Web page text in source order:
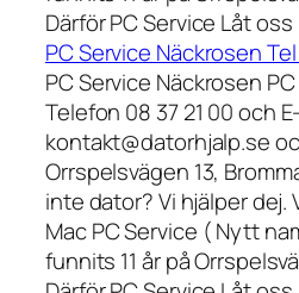
Därför PC Service Låt oss
PC Service Näckrosen
PC Service Näckrosen
Telefon 08 37 21 00 och
kontakt@datorhjalp.se
Orrspelsvägen 13,
inte dator? Vi hjälper dej.
Mac PC Service ( Nytt
funnits 11 år på